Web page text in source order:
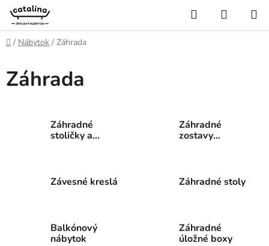
Prejsť
obsah
Hľadať
KOŠÍK
Domov
/ Nábytok / Záhrada
Záhrada
Záhradné
stoličky a
Záhradné
zostavy
Závesné kreslá Záhradné stoly
Balkónový
nábytok
Záhradné
úložné boxy